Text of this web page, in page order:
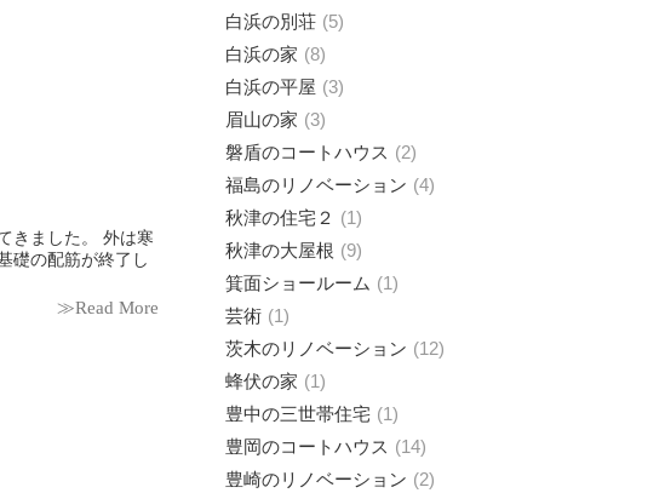
≫Read More
白浜の別荘
5
白浜の家
8
白浜の平屋
3
眉山の家
3
磐盾のコートハウス
2
福島のリノベーション
4
秋津の住宅２
1
秋津の大屋根
9
箕面ショールーム
1
芸術
1
茨木のリノベーション
12
蜂伏の家
1
豊中の三世帯住宅
1
豊岡のコートハウス
14
豊崎のリノベーション
2